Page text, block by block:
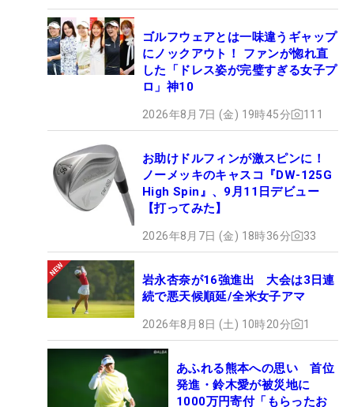
ゴルフウェアとは一味違うギャップ
にノックアウト！ ファンが惚れ直
した「ドレス姿が完璧すぎる女子プ
ロ」神10
2026年8月7日 (金) 19時45分 111
お助けドルフィンが激スピンに！
ノーメッキのキャスコ『DW-125G
High Spin』、9月11日デビュー
【打ってみた】
2026年8月7日 (金) 18時36分 33
岩永杏奈が16強進出 大会は3日連
続で悪天候順延/全米女子アマ
2026年8月8日 (土) 10時20分 1
あふれる熊本への思い 首位
発進・鈴木愛が被災地に
1000万円寄付「もらったお